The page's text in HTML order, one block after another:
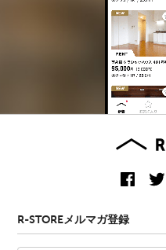
R-STOREメルマガ登録